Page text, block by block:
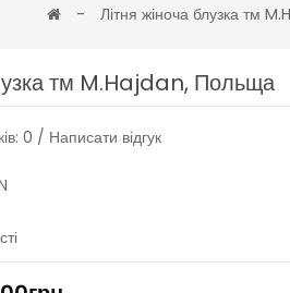
Літня жіноча блузка тм
тм M.Hajdan, Польща
0 / Написати відгук